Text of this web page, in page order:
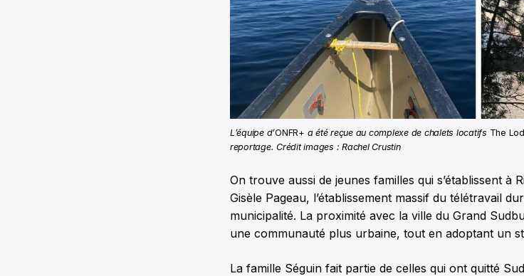
L’équipe d’ONFR+ a été reçue au complexe de chalets locatifs The
reportage. Crédit images : Rachel Crustin
On trouve aussi de jeunes familles qui s’établissent à
Gisèle Pageau, l’établissement massif du télétravail
municipalité. La proximité avec la ville du Grand
une communauté plus urbaine, tout en adoptant un
La famille Séguin fait partie de celles qui ont quitté